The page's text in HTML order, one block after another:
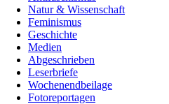
Natur & Wissenschaft
Feminismus
Geschichte
Medien
Abgeschrieben
Leserbriefe
Wochenendbeilage
Fotoreportagen